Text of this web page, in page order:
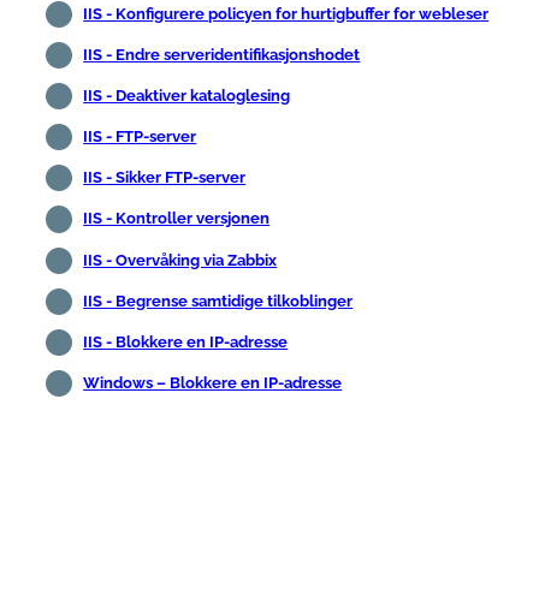
IIS - Konfigurere policyen for hurtigbuffer for webleser
IIS - Endre serveridentifikasjonshodet
IIS - Deaktiver kataloglesing
IIS - FTP-server
IIS - Sikker FTP-server
IIS - Kontroller versjonen
IIS - Overvåking via Zabbix
IIS - Begrense samtidige tilkoblinger
IIS - Blokkere en IP-adresse
Windows – Blokkere en IP-adresse